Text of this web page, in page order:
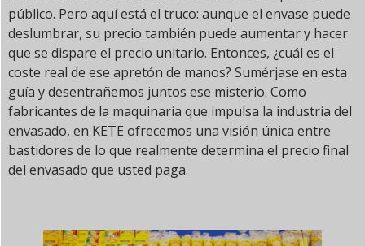
público. Pero aquí está el truco: aunque el envase puede
deslumbrar, su precio también puede aumentar y hacer
que se dispare el precio unitario. Entonces, ¿cuál es el
coste real de ese apretón de manos? Sumérjase en esta
guía y desentrañemos juntos ese misterio. Como
fabricantes de la maquinaria que impulsa la industria del
envasado, en KETE ofrecemos una visión única entre
bastidores de lo que realmente determina el precio final
del envasado que usted paga.